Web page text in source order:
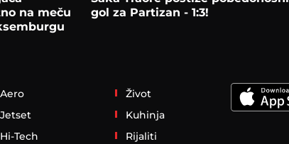
na meču
gol za Partizan - 1:3!
Aero
Jetset
Hi-Tech
Život
Kuhinja
Rijaliti